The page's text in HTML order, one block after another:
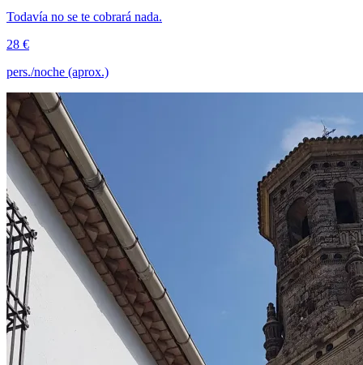
Todavía no se te cobrará nada.
28 €
pers./noche (aprox.)